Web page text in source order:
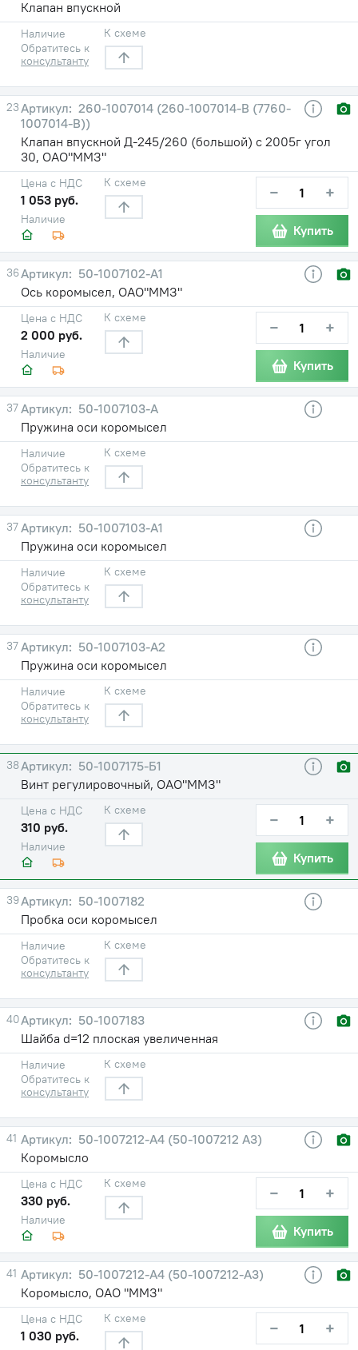
Клапан впускной
Наличие
Обратитесь к
консультанту
К схеме
23
260-1007014 (260-1007014-В (7760-
1007014-В))
Клапан впускной Д-245/260 (большой) с 2005г угол
30, ОАО"ММЗ"
Наличие
Цена с НДС
1 053 руб.
К схеме − +
Купить
36
50-1007102-А1
Ось коромысел, ОАО"ММЗ"
Наличие
Цена с НДС
2 000 руб.
К схеме − +
Купить
37
50-1007103-А
Пружина оси коромысел
Наличие
Обратитесь к
консультанту
К схеме
37
50-1007103-А1
Пружина оси коромысел
Наличие
Обратитесь к
консультанту
К схеме
37
50-1007103-А2
Пружина оси коромысел
Наличие
Обратитесь к
консультанту
К схеме
38
50-1007175-Б1
Винт регулировочный, ОАО"ММЗ"
Наличие
Цена с НДС
310 руб.
К схеме − +
Купить
39
50-1007182
Пробка оси коромысел
Наличие
Обратитесь к
консультанту
К схеме
40
50-1007183
Шайба d=12 плоская увеличенная
Наличие
Обратитесь к
консультанту
К схеме
41
50-1007212-А4 (50-1007212 А3)
Коромысло
Наличие
Цена с НДС
330 руб.
К схеме − +
Купить
41
50-1007212-А4 (50-1007212-А3)
Коромысло, ОАО "ММЗ"
Цена с НДС
1 030 руб.
К схеме − +